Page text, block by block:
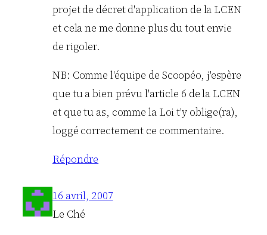
projet de décret d'application de la LCEN
et cela ne me donne plus du tout envie
de rigoler.
NB: Comme l'équipe de Scoopéo, j'espère
que tu a bien prévu l'article 6 de la LCEN
et que tu as, comme la Loi t'y oblige(ra),
loggé correctement ce commentaire.
Répondre
16 avril, 2007
Le Ché